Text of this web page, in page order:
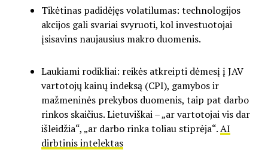
Tikėtinas padidėjęs volatilumas: technologijos
akcijos gali svariai svyruoti, kol investuotojai
įsisavins naujausius makro duomenis.
Laukiami rodikliai: reikės atkreipti dėmesį į JAV
vartotojų kainų indeksą (CPI), gamybos ir
mažmeninės prekybos duomenis, taip pat darbo
rinkos skaičius. Lietuviškai – „ar vartotojai vis dar
išleidžia“, „ar darbo rinka toliau stiprėja“.AI
dirbtinis intelektas